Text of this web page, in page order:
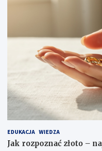
EDUKACJA WIEDZA
Jak rozpoznać złoto –